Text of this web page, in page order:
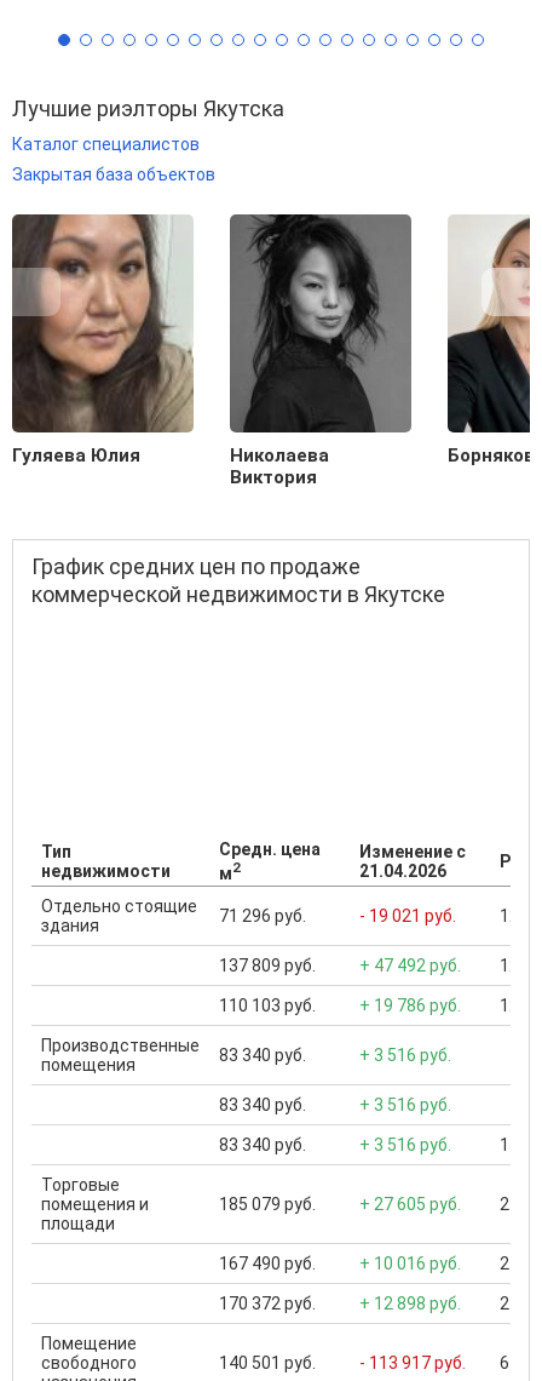
Лучшие риэлторы Якутска
Каталог специалистов
Закрытая база объектов
Гуляева Юлия
Николаева
Виктория
График средних цен по продаже
коммерческой недвижимости в Якутске
Тип
недвижимости
Средн. цена
м2
Изменение с
21.04.2026
Отдельно стоящие
здания
71 296 руб. - 19 021 руб. 12
137 809 руб. + 47 492 руб. 12
110 103 руб. + 19 786 руб. 12
Производственные
помещения
83 340 руб. + 3 516 руб.
83 340 руб. + 3 516 руб.
83 340 руб. + 3 516 руб. 15
Торговые
помещения и
площади
185 079 руб. + 27 605 руб. 244
167 490 руб. + 10 016 руб. 244
170 372 руб. + 12 898 руб. 244
Помещение
свободного
140 501 руб. - 113 917 руб. 6